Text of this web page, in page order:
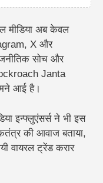
मीडिया अब केवल
X और
सोच और
Janta
आई है।
इन्फ्लुएंसर्स ने भी इस
की आवाज बताया,
वायरल ट्रेंड करार